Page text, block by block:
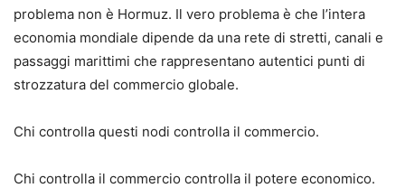
problema non è Hormuz. Il vero problema è che l’intera
economia mondiale dipende da una rete di stretti, canali e
passaggi marittimi che rappresentano autentici punti di
strozzatura del commercio globale.
Chi controlla questi nodi controlla il commercio.
Chi controlla il commercio controlla il potere economico.